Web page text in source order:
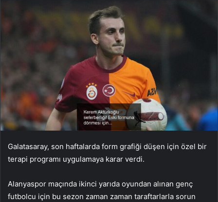
Galatasaray, son haftalarda form grafiği düşen için özel bir
terapi programı uygulamaya karar verdi.
Alanyaspor maçında ikinci yarıda oyundan alınan genç
futbolcu için bu sezon zaman zaman taraftarlarla sorun